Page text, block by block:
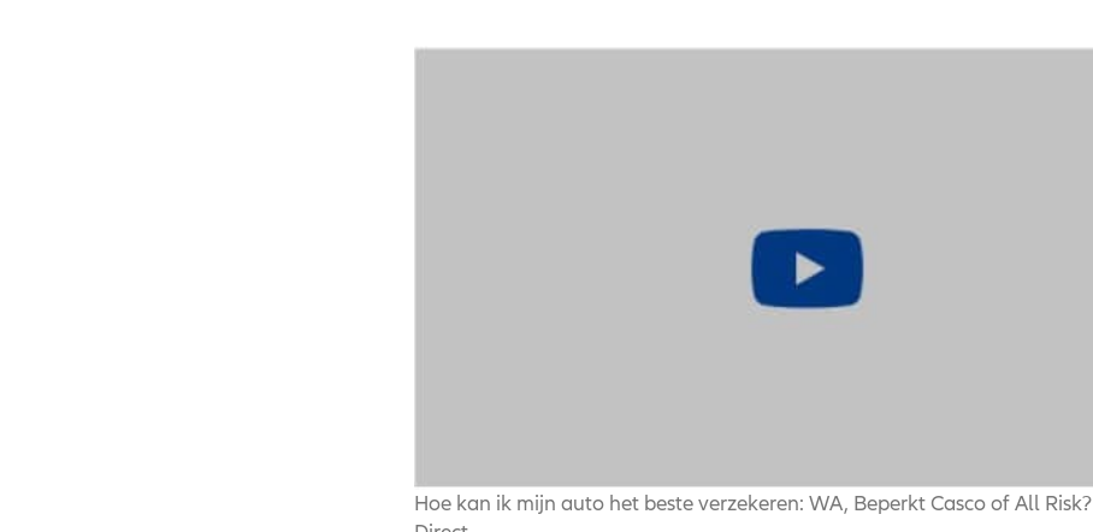
Hoe kan ik mijn auto het beste verzekeren: WA, Beperkt Casco of All Risk?